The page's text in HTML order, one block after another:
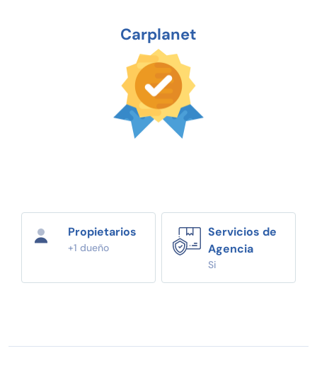
Carplanet
Propietarios
+1 dueño
Servicios de
Agencia
Si